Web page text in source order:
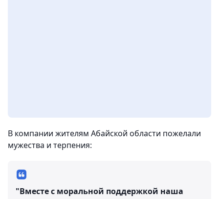
В компании жителям Абайской области пожелали
мужества и терпения:
"Вместе с моральной поддержкой наша